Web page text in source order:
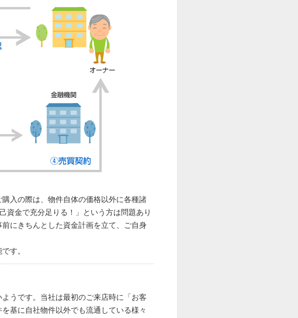
入の際は、物件自体の価格以外に各種諸
資金で充分足りる！」という方は問題あり
にきちんとした資金計画を立て、ご自身
す。
うです。当社は最初のご来店時に「お客
基に自社物件以外でも流通している様々